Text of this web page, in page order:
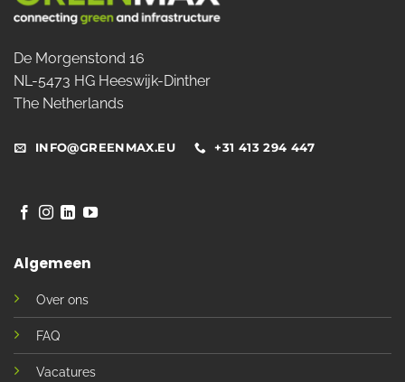
De Morgenstond 16
NL-5473 HG Heeswijk-Dinther
The Netherlands
INFO@GREENMAX.EU +31 413 294 447
Algemeen
Over ons
FAQ
Vacatures